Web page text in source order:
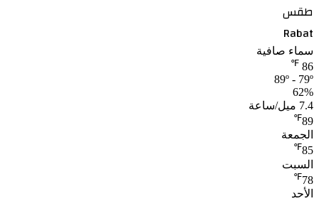
طقس
Rabat
سماء صافية
86
℉
89º - 79º
62%
7.4 ميل/ساعة
89
℉
الجمعة
85
℉
السبت
78
℉
الأحد